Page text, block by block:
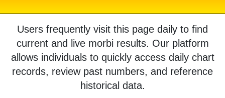
Users frequently visit this page daily to find
current and live morbi results. Our platform
allows individuals to quickly access daily chart
records, review past numbers, and reference
historical data.